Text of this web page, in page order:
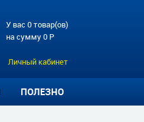
У вас 0 товар(ов)
на сумму0 Р
Личный кабинет
ПОЛЕЗНО